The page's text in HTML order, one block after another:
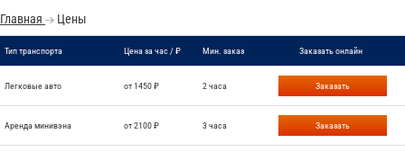
Главная Цены
Тип транспорта Цена за час / ₽ Мин. заказ Заказать онлайн
Легковые авто от 1450 ₽ 2 часа Заказать
Аренда минивэна от 2100 ₽ 3 часа Заказать